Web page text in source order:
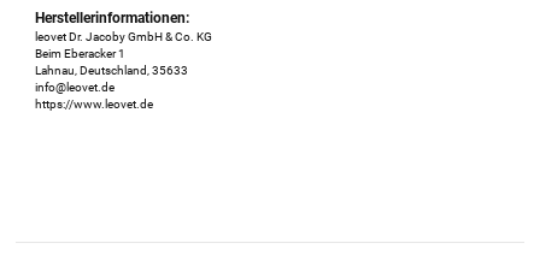
Herstellerinformationen:
leovet Dr. Jacoby GmbH & Co. KG
Beim Eberacker 1
Lahnau, Deutschland, 35633
info@leovet.de
https://www.leovet.de